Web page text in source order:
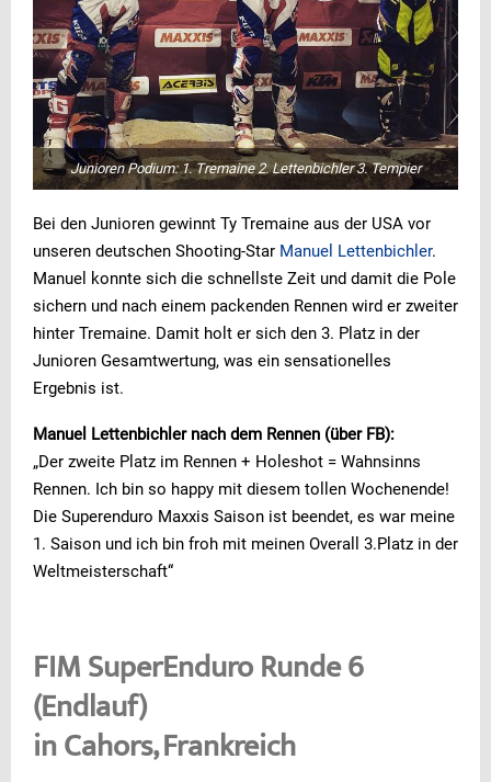
Junioren Podium: 1. Tremaine 2. Lettenbichler 3. Tempier
Bei den Junioren gewinnt Ty Tremaine aus der USA vor
unseren deutschen Shooting-Star Manuel Lettenbichler.
Manuel konnte sich die schnellste Zeit und damit die Pole
sichern und nach einem packenden Rennen wird er zweiter
hinter Tremaine. Damit holt er sich den 3. Platz in der
Junioren Gesamtwertung, was ein sensationelles
Ergebnis ist.
Manuel Lettenbichler nach dem Rennen (über FB):
„Der zweite Platz im Rennen + Holeshot = Wahnsinns
Rennen. Ich bin so happy mit diesem tollen Wochenende!
Die Superenduro Maxxis Saison ist beendet, es war meine
1. Saison und ich bin froh mit meinen Overall 3.Platz in der
Weltmeisterschaft“
FIM SuperEnduro Runde 6
(Endlauf)
in Cahors, Frankreich